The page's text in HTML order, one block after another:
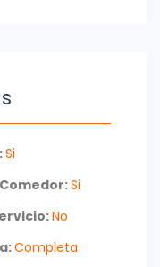
Si
Si
No
Completa